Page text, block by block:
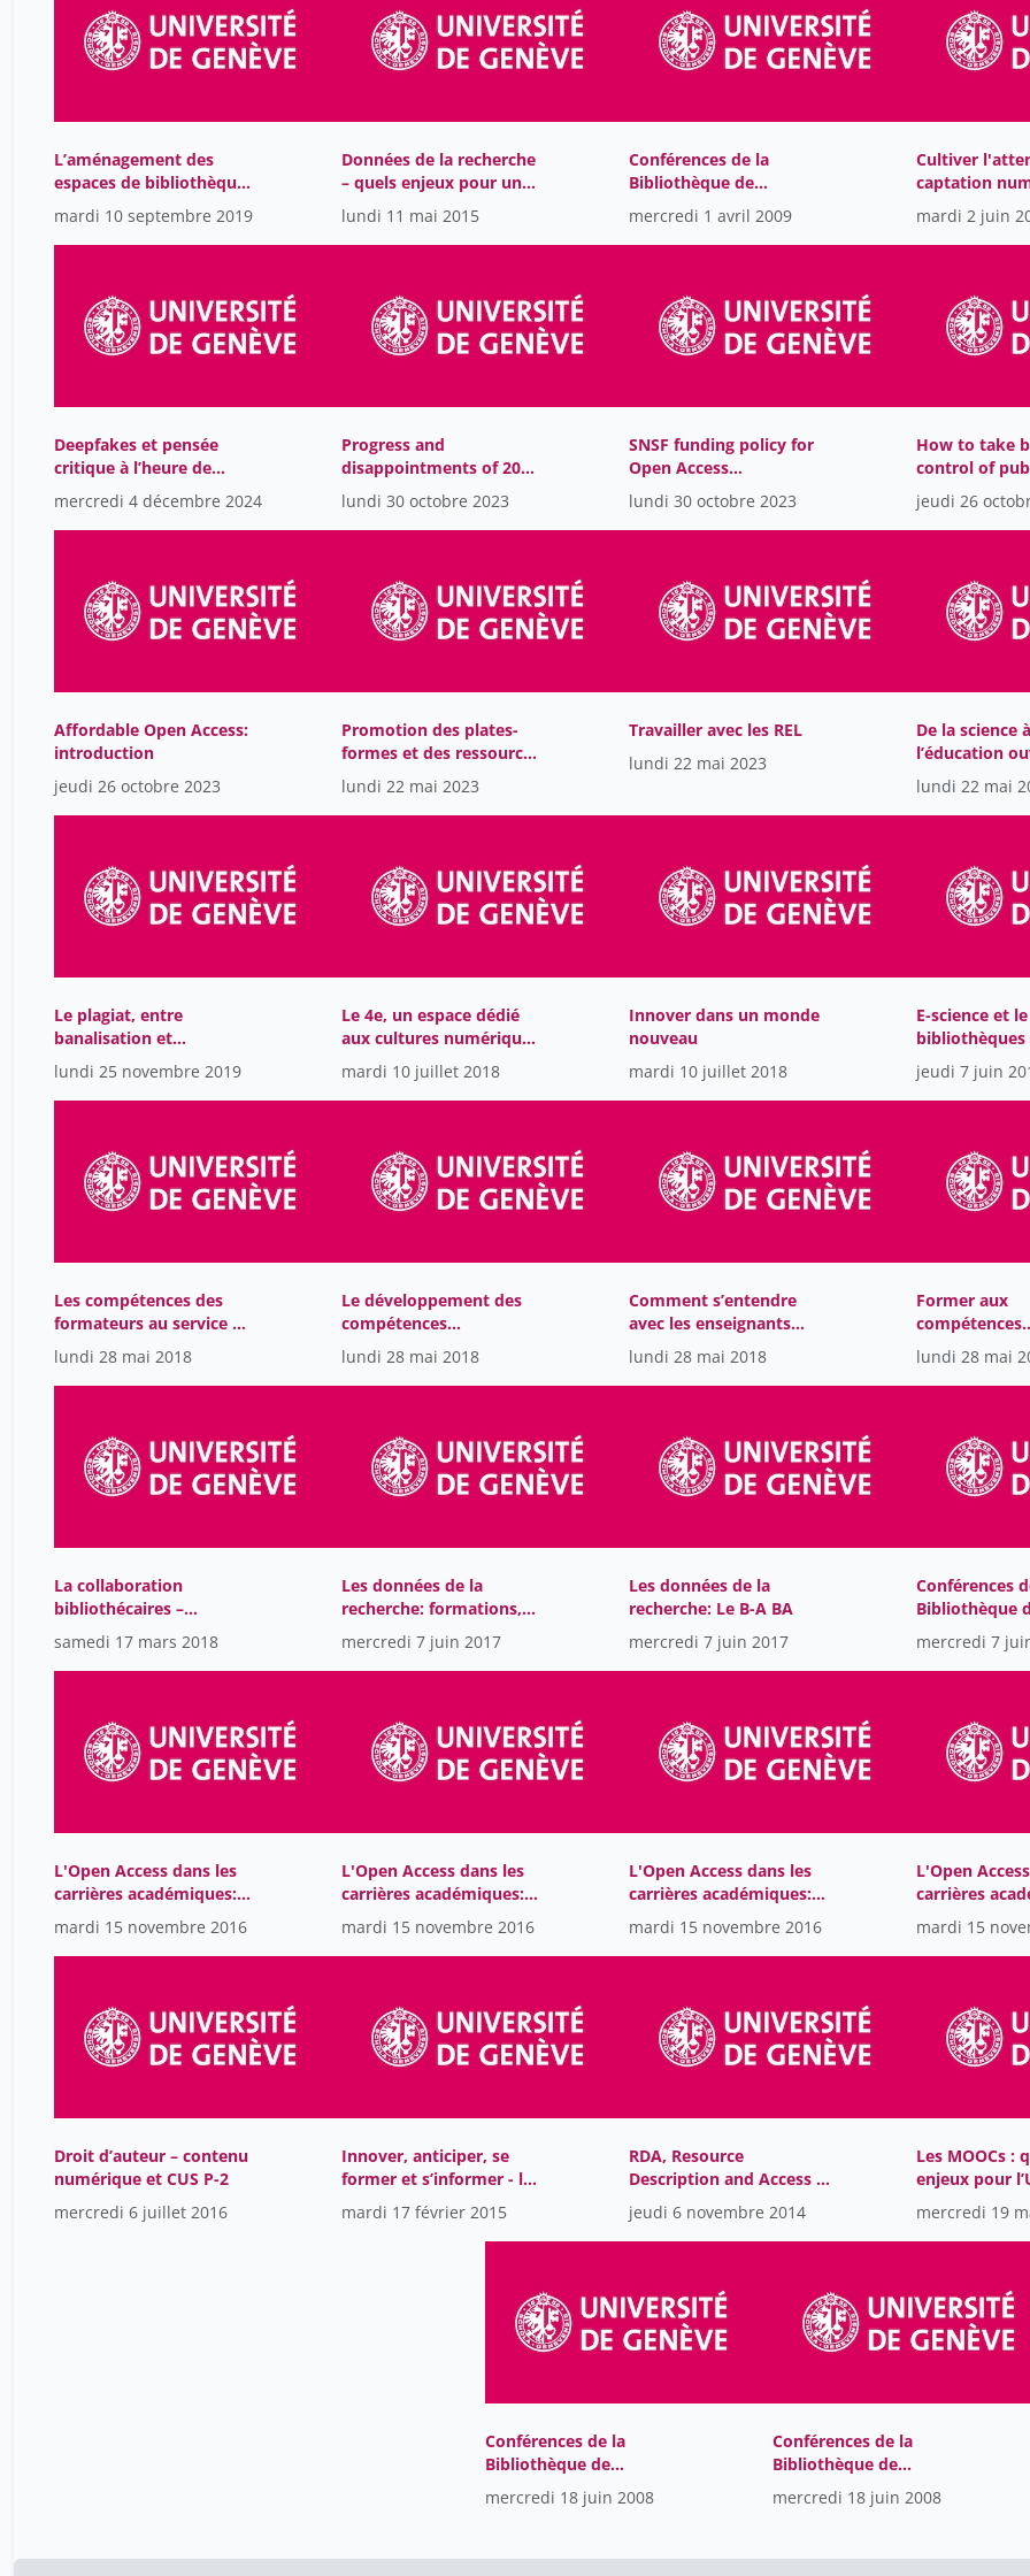
2000-2001 19
1999-2000 12
1997-1998 78
1996-1997 69
1995-1996
1994-1995 65
1992-1993 12
1990-1991 19
1985-1986 50
1984-1985 39
1981-1982 16
1980-1981 13
1977-1978 20
1976-1977 6
1973-1974 30
1972-1973
7
Formation continue
Geneva school of economics
and management
Institut des Sciences de
l'Environnement
37
Institut universitaire de
formation des enseignants
l'université
Les autres productions de
L’aménagement des
espaces de bibliothèques
universitaires
mardi 10 septembre 2019
Données de la recherche
– quels enjeux pour une
bibliothèque
universitaire ?
lundi 11 mai 2015
Conférences de la
Bibliothèque de
l’Université de Genève
mercredi 1 avril 2009
Cultiver
captation
soutiens
mardi 2 juin
Deepfakes et pensée
critique à l’heure de
l’intelligence artificielle
mercredi 4 décembre 2024
Progress and
disappointments of 20
years of fighting for
open access
lundi 30 octobre 2023
SNSF funding policy for
Open Access
monographs
lundi 30 octobre 2023
How to take
control of
Shifting away
private
jeudi 26
Affordable Open Access:
introduction
jeudi 26 octobre 2023
Promotion des plates-
formes et des ressources
éducatives libres
lundi 22 mai 2023
Travailler avec les REL
lundi 22 mai 2023
De la science à
l’éducation
libres
lundi 22 mai
Le plagiat, entre
banalisation et
diabolisation
lundi 25 novembre 2019
Le 4e, un espace dédié
aux cultures numériques
et aux nouvelles formes
de création aux
Bibliothèques
mardi 10 juillet 2018
Innover dans un monde
nouveau
mardi 10 juillet 2018
E-science et
bibliothèques
recherche
jeudi 7 juin
Les compétences des
formateurs au service de
la réussite des étudiant-
e-s: échanges et
discussion
lundi 28 mai 2018
Le développement des
compétences
transversales comme
point de jonction entre
facultés et services
lundi 28 mai 2018
Comment s’entendre
avec les enseignants
pour enrichir les
formations aux
compétences
lundi 28 mai 2018
Former aux
compétences
défi à relever
lundi 28 mai
La collaboration
bibliothécaires –
chercheurs au cœur des
projets d’humanités
numériques
samedi 17 mars 2018
Les données de la
recherche: formations,
expériences, tendances à
l'ETH Zurich
mercredi 7 juin 2017
Les données de la
recherche: Le B-A BA
mercredi 7 juin 2017
Conférences
Bibliothèque
l’Université
2018
mercredi 7
L'Open Access dans les
carrières académiques:
quelle stratégie Open
Access pour la Suisse?
mardi 15 novembre 2016
L'Open Access dans les
carrières académiques:
libérer la connaissance:
survol de quelques
initiatives de l'UdeM
mardi 15 novembre 2016
L'Open Access dans les
carrières académiques:
perspectives pratiques et
morales du chercheur
sur l'Open Access
mardi 15 novembre 2016
L'Open
carrières
cinquante
d'Open
mardi 15
Droit d’auteur – contenu
numérique et CUS P-2
mercredi 6 juillet 2016
Innover, anticiper, se
former et s’informer - la
veille professionnelle
aujourd’hui
mardi 17 février 2015
RDA, Resource
Description and Access -
vers le web sémantique
jeudi 6 novembre 2014
Les MOOCs :
enjeux pour
sa
mercredi 19
Conférences de la
Bibliothèque de
l’Université de Genève
2018
mercredi 18 juin 2008
Conférences de la
Bibliothèque de
l’Université de Genève
2018
mercredi 18 juin 2008